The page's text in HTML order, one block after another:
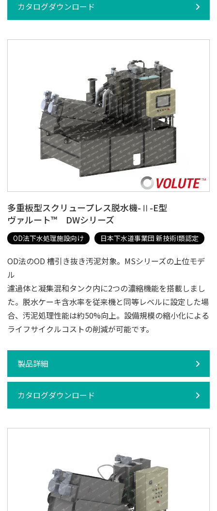
カタログダウンロード
多重板型スクリュープレス脱水機-Ⅱ-E型
ヴァルート™ DWシリーズ
OD法下水処理施設向け 日本下水道事業団 新技術I類認定
OD法のOD 槽引き抜き汚泥対象。MSシリーズの上位モデ
ル
濾過体と凝集混和タンク内に2つの濃縮機能を搭載しまし
た。脱水ケーキ含水率を従来機と同等レベルに設定した場
合、汚泥処理性能は約50%向上。設備規模の縮小化による
ライフサイクルコストの削減が可能です。
製品詳細
カタログダウンロード